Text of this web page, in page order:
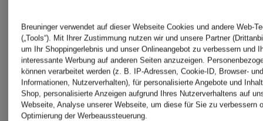
530
120 €
530
120 €
509
Breuninger verwendet auf dieser Webseite Cookies und andere Web-
(„Tools“). Mit Ihrer Zustimmung nutzen wir und unsere Partner
um Ihr Shoppingerlebnis und unser Onlineangebot zu verbessern und
interessante Werbung auf anderen Seiten anzuzeigen.
können verarbeitet werden (z. B. IP-Adressen, Cookie-ID, Browser-
Informationen, Nutzerverhalten), für personalisierte Angebote und
Shop, personalisierte Anzeigen aufgrund Ihres Nutzerverhaltens auf
Webseite, Analyse unserer Webseite, um diese für Sie zu verbessern
Optimierung der Werbeaussteuerung.